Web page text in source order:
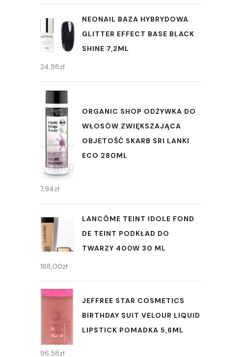
NEONAIL BAZA HYBRYDOWA
GLITTER EFFECT BASE BLACK
SHINE 7,2ML
24,98zł
ORGANIC SHOP ODŻYWKA DO
WŁOSÓW ZWIĘKSZAJĄCA
OBJETOŚĆ SKARB SRI LANKI
ECO 280ML
7,94zł
LANCÔME TEINT IDOLE FOND
DE TEINT PODKŁAD DO
TWARZY 400W 30 ML
188,00zł
JEFFREE STAR COSMETICS
BIRTHDAY SUIT VELOUR LIQUID
LIPSTICK POMADKA 5,6ML
96,58zł